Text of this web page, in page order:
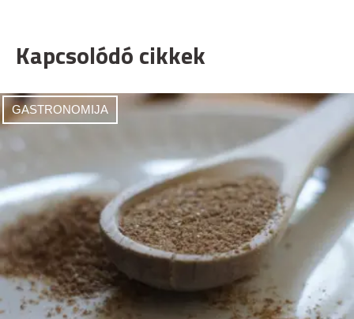
Kapcsolódó cikkek
GASTRONOMIJA